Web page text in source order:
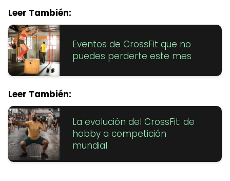
Leer También:
Eventos de CrossFit que no
puedes perderte este mes
Leer También:
La evolución del CrossFit: de
hobby a competición
mundial